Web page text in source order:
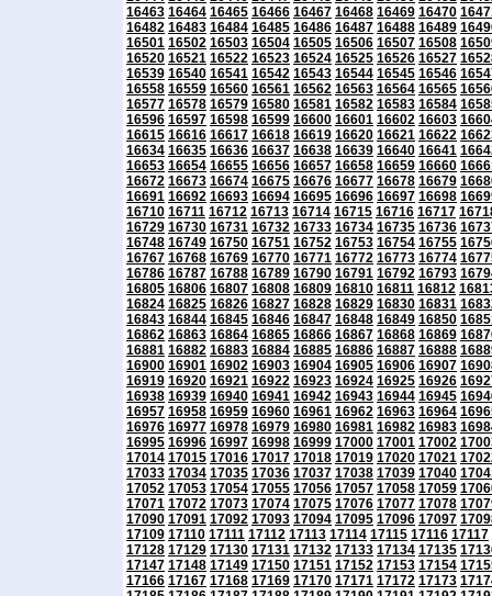
16463 16464 16465 16466 16467 16468 16469 16470
16482 16483 16484 16485 16486 16487 16488 16489
16501 16502 16503 16504 16505 16506 16507 16508
16520 16521 16522 16523 16524 16525 16526 16527
16539 16540 16541 16542 16543 16544 16545 16546
16558 16559 16560 16561 16562 16563 16564 16565
16577 16578 16579 16580 16581 16582 16583 16584
16596 16597 16598 16599 16600 16601 16602 16603
16615 16616 16617 16618 16619 16620 16621 16622
16634 16635 16636 16637 16638 16639 16640 16641
16653 16654 16655 16656 16657 16658 16659 16660
16672 16673 16674 16675 16676 16677 16678 16679
16691 16692 16693 16694 16695 16696 16697 16698
16710 16711 16712 16713 16714 16715 16716 16717
16729 16730 16731 16732 16733 16734 16735 16736
16748 16749 16750 16751 16752 16753 16754 16755
16767 16768 16769 16770 16771 16772 16773 16774
16786 16787 16788 16789 16790 16791 16792 16793
16805 16806 16807 16808 16809 16810 16811 16812
16824 16825 16826 16827 16828 16829 16830 16831
16843 16844 16845 16846 16847 16848 16849 16850
16862 16863 16864 16865 16866 16867 16868 16869
16881 16882 16883 16884 16885 16886 16887 16888
16900 16901 16902 16903 16904 16905 16906 16907
16919 16920 16921 16922 16923 16924 16925 16926
16938 16939 16940 16941 16942 16943 16944 16945
16957 16958 16959 16960 16961 16962 16963 16964
16976 16977 16978 16979 16980 16981 16982 16983
16995 16996 16997 16998 16999 17000 17001 17002
17014 17015 17016 17017 17018 17019 17020 17021
17033 17034 17035 17036 17037 17038 17039 17040
17052 17053 17054 17055 17056 17057 17058 17059
17071 17072 17073 17074 17075 17076 17077 17078
17090 17091 17092 17093 17094 17095 17096 17097
17109 17110 17111 17112 17113 17114 17115 17116 17117
17128 17129 17130 17131 17132 17133 17134 17135
17147 17148 17149 17150 17151 17152 17153 17154
17166 17167 17168 17169 17170 17171 17172 17173